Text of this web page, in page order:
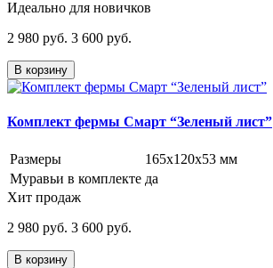
Идеально для новичков
2 980 руб. 3 600 руб.
В корзину
Комплект фермы Смарт “Зеленый лист”
Размеры
165х120х53 мм
Муравьи в комплекте да
Хит продаж
2 980 руб. 3 600 руб.
В корзину